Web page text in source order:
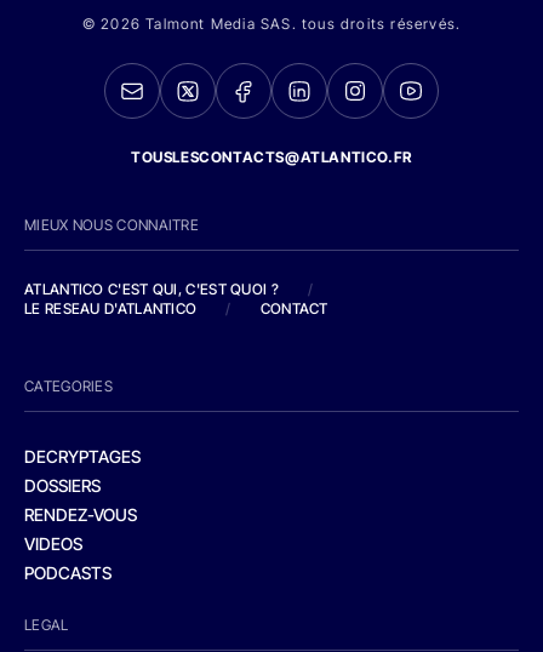
© 2026 Talmont Media SAS. tous droits réservés.
TOUSLESCONTACTS@ATLANTICO.FR
MIEUX NOUS CONNAITRE
ATLANTICO C'EST QUI, C'EST QUOI ?
/
LE RESEAU D'ATLANTICO
/ CONTACT
CATEGORIES
DECRYPTAGES
DOSSIERS
RENDEZ-VOUS
VIDEOS
PODCASTS
LEGAL